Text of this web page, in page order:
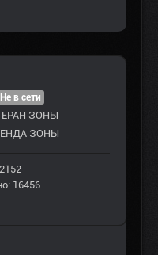
Не в сети
ЗOНЫ
ЗОНЫ
16456